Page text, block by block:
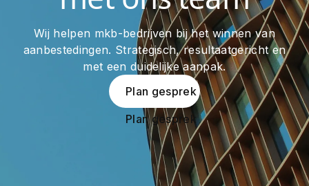
Wij helpen mkb-bedrijven bij het winnen van
aanbestedingen. Strategisch, resultaatgericht en
met een duidelijke aanpak.
Plan gesprek
Plan gesprek